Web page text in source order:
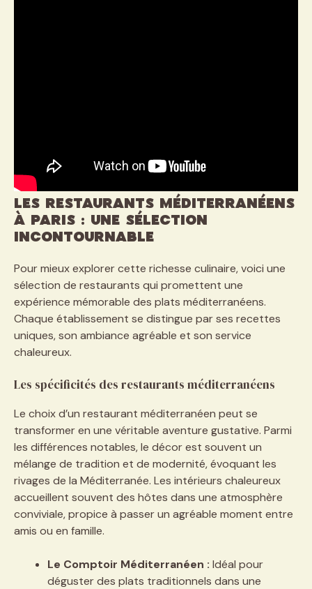
Les Restaurants Méditerranéens
à Paris : Une Sélection
Incontournable
Pour mieux explorer cette richesse culinaire, voici une
sélection de restaurants qui promettent une
expérience mémorable des plats méditerranéens.
Chaque établissement se distingue par ses recettes
uniques, son ambiance agréable et son service
chaleureux.
Les spécificités des restaurants méditerranéens
Le choix d’un restaurant méditerranéen peut se
transformer en une véritable aventure gustative. Parmi
les différences notables, le décor est souvent un
mélange de tradition et de modernité, évoquant les
rivages de la Méditerranée. Les intérieurs chaleureux
accueillent souvent des hôtes dans une atmosphère
conviviale, propice à passer un agréable moment entre
amis ou en famille.
Le Comptoir Méditerranéen : Idéal pour
déguster des plats traditionnels dans une